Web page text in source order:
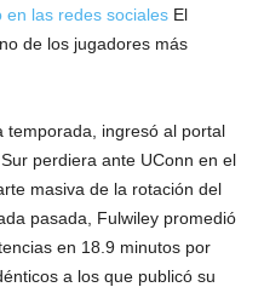
en las redes sociales El
de los jugadores más
temporada, ingresó al portal
perdiera ante UConn en el
masiva de la rotación del
pasada, Fulwiley promedió
en 18.9 minutos por
a los que publicó su